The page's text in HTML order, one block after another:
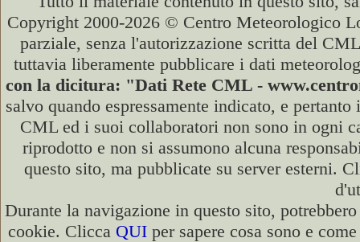
Copyright 2000-2026 © Centro Meteorologico
parziale, senza l'autorizzazione scritta del
tuttavia liberamente pubblicare i dati
con la dicitura: "Dati Rete CML -
salvo quando espressamente indicato, e
CML ed i suoi collaboratori non sono in ogni
riprodotto e non si assumono alcuna
questo sito, ma pubblicate su server esterni.
Durante la navigazione in questo sito,
cookie. Clicca QUI per sapere cosa sono e